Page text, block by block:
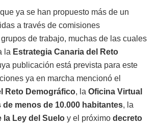
ya se han propuesto más de un
a través de comisiones
de trabajo, muchas de las cuales
la Estrategia Canaria del Reto
publicación está prevista para este
ya en marcha mencionó el
Reto Demográfico, la Oficina Virtual
menos de 10.000 habitantes, la
la Ley del Suelo y el próximo decreto